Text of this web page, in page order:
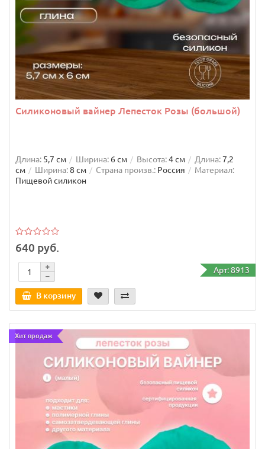
Молд силиконовый С Днем Рождения
Длина: 4,2 см Длина:5,5
Ширина:
Пищевой силикон
144 руб.
Арт: 13675
В корзину
Силиконовый вайнер Лепесток Розы (большой)
Длина: 5,7 см Ширина: 6 см Высота:4 см Длина:7,2
см
Ширина:8 см Страна произв.: Россия
Материал:
Пищевой силикон
640 руб.
Арт: 8913
В корзину
Хит продаж